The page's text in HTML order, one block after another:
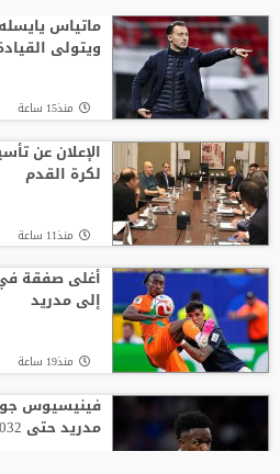
ماتياس
ويتولى
منذ15 ساعة
الإعلان عن
لكرة القدم
منذ11 ساعة
أغلى صفقة في
إلى مدريد
منذ19 ساعة
فينيسيوس
مدريد حتى 2032